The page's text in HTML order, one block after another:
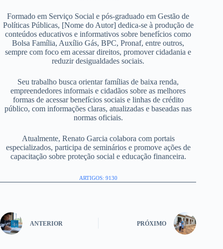
Formado em Serviço Social e pós-graduado em Gestão de
Políticas Públicas, [Nome do Autor] dedica-se à produção de
conteúdos educativos e informativos sobre benefícios como
Bolsa Família, Auxílio Gás, BPC, Pronaf, entre outros,
sempre com foco em acessar direitos, promover cidadania e
reduzir desigualdades sociais.
Seu trabalho busca orientar famílias de baixa renda,
empreendedores informais e cidadãos sobre as melhores
formas de acessar benefícios sociais e linhas de crédito
público, com informações claras, atualizadas e baseadas nas
normas oficiais.
Atualmente, Renato Garcia colabora com portais
especializados, participa de seminários e promove ações de
capacitação sobre proteção social e educação financeira.
ARTIGOS: 9130
ANTERIOR PRÓXIMO